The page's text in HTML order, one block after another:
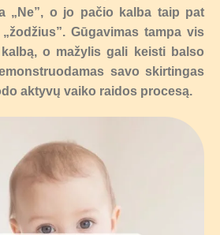
„Ne”, o jo pačio kalba taip pat
Gūgavimas tampa vis
o mažylis gali keisti balso
savo skirtingas
aktyvų vaiko raidos procesą.